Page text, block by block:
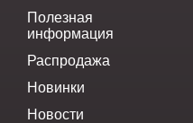
Полезная
информация
Распродажа
Новинки
Новости